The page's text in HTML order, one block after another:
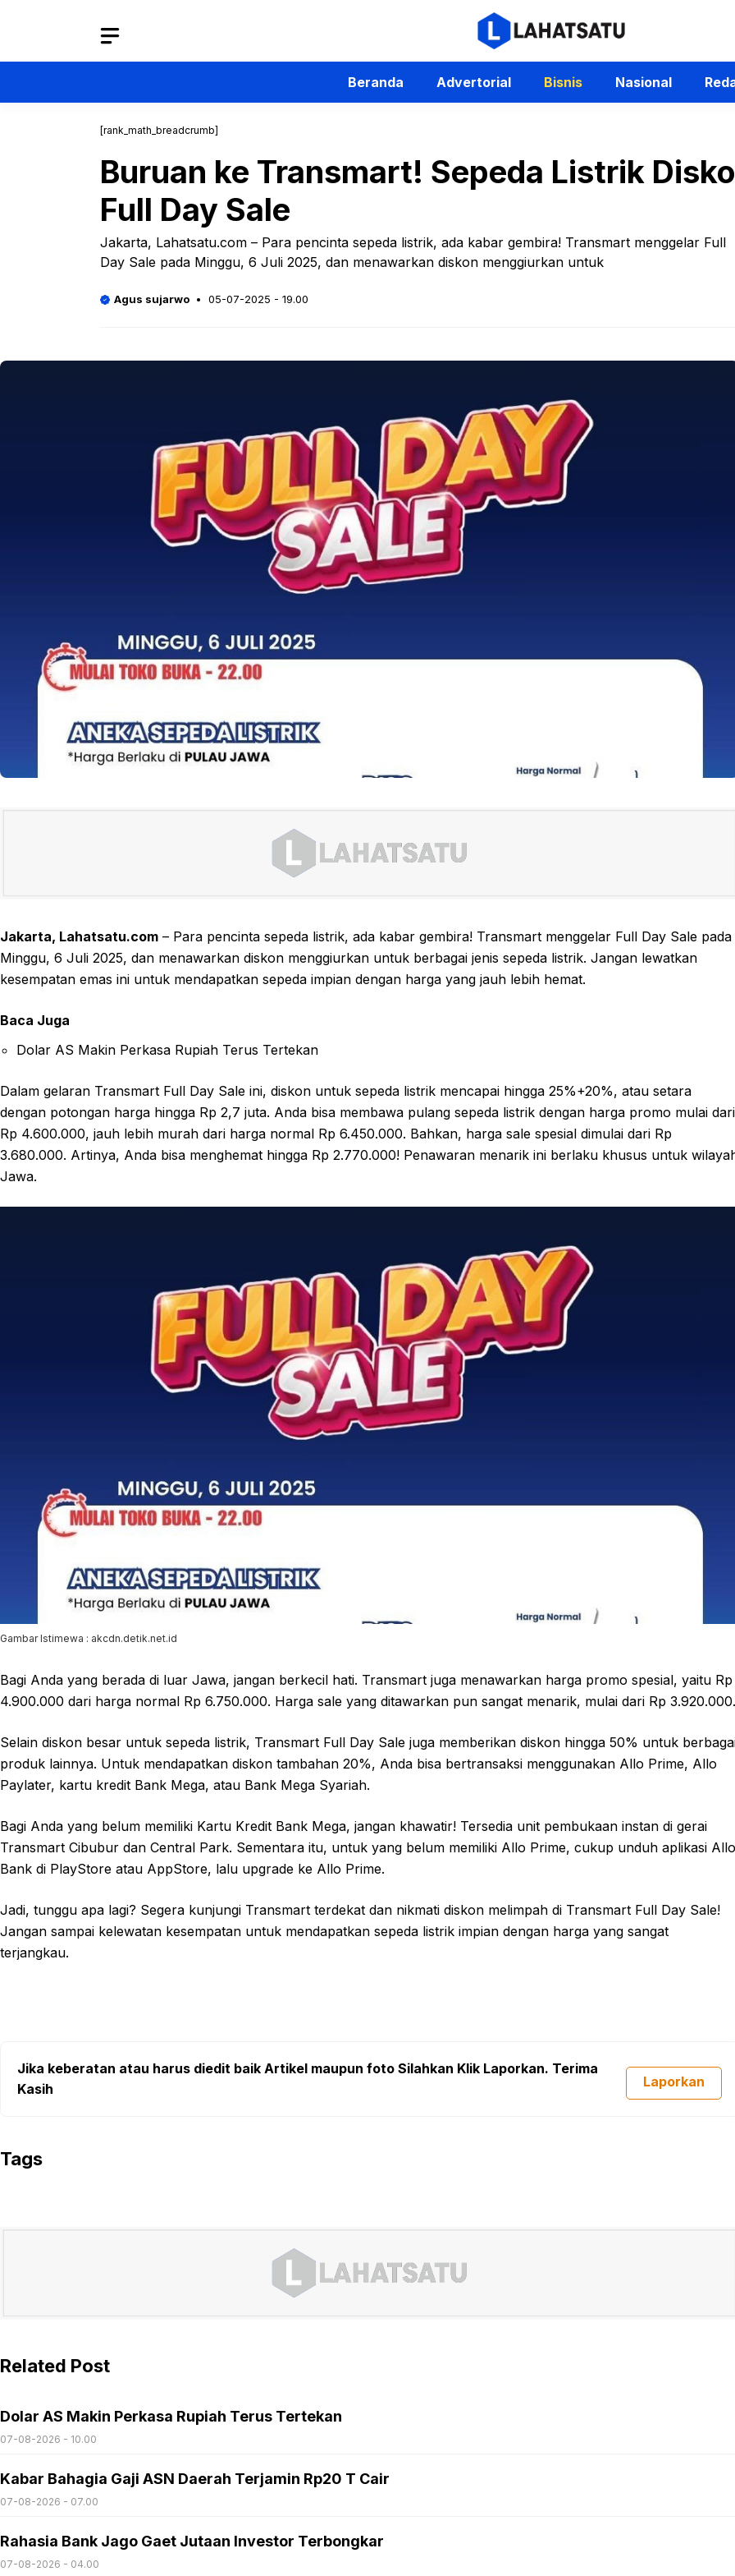
Beranda
Advertorial Bisnis Nasional
[rank_math_breadcrumb]
Buruan ke Transmart! Sepeda Listrik
Full Day Sale
Jakarta, Lahatsatu.com – Para pencinta sepeda listrik, ada kabar gembira! Transmart menggelar Full
Day Sale pada Minggu, 6 Juli 2025, dan menawarkan diskon menggiurkan untuk
Agus sujarwo 05-07-2025 - 19.00
Jakarta, Lahatsatu.com – Para pencinta sepeda listrik, ada kabar gembira! Transmart menggelar Full Day Sale pada
Minggu, 6 Juli 2025, dan menawarkan diskon menggiurkan untuk berbagai jenis sepeda listrik. Jangan lewatkan
kesempatan emas ini untuk mendapatkan sepeda impian dengan harga yang jauh lebih hemat.
Baca Juga
Dolar AS Makin Perkasa Rupiah Terus Tertekan
Dalam gelaran Transmart Full Day Sale ini, diskon untuk sepeda listrik mencapai hingga 25%+20%, atau setara
dengan potongan harga hingga Rp 2,7 juta. Anda bisa membawa pulang sepeda listrik dengan harga promo mulai dari
Rp 4.600.000, jauh lebih murah dari harga normal Rp 6.450.000. Bahkan, harga sale spesial dimulai dari Rp
3.680.000. Artinya, Anda bisa menghemat hingga Rp 2.770.000! Penawaran menarik ini berlaku khusus untuk
Jawa.
Gambar Istimewa : akcdn.detik.net.id
Bagi Anda yang berada di luar Jawa, jangan berkecil hati. Transmart juga menawarkan harga promo spesial, yaitu Rp
4.900.000 dari harga normal Rp 6.750.000. Harga sale yang ditawarkan pun sangat menarik, mulai dari Rp 3.920.000.
Selain diskon besar untuk sepeda listrik, Transmart Full Day Sale juga memberikan diskon hingga 50% untuk
produk lainnya. Untuk mendapatkan diskon tambahan 20%, Anda bisa bertransaksi menggunakan Allo Prime, Allo
Paylater, kartu kredit Bank Mega, atau Bank Mega Syariah.
Bagi Anda yang belum memiliki Kartu Kredit Bank Mega, jangan khawatir! Tersedia unit pembukaan instan di gerai
Transmart Cibubur dan Central Park. Sementara itu, untuk yang belum memiliki Allo Prime, cukup unduh aplikasi Allo
Bank di PlayStore atau AppStore, lalu upgrade ke Allo Prime.
Jadi, tunggu apa lagi? Segera kunjungi Transmart terdekat dan nikmati diskon melimpah di Transmart Full Day Sale!
Jangan sampai kelewatan kesempatan untuk mendapatkan sepeda listrik impian dengan harga yang sangat
terjangkau.
Jika keberatan atau harus diedit baik Artikel maupun foto Silahkan Klik Laporkan. Terima
Kasih
Laporkan
Tags
Related Post
Dolar AS Makin Perkasa Rupiah Terus Tertekan
07-08-2026 - 10.00
Kabar Bahagia Gaji ASN Daerah Terjamin Rp20 T Cair
07-08-2026 - 07.00
Rahasia Bank Jago Gaet Jutaan Investor Terbongkar
07-08-2026 - 04.00